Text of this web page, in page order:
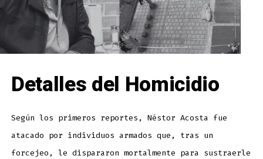
Detalles del Homicidio
Según los primeros reportes, Néstor Acosta fue
atacado por individuos armados que, tras un
forcejeo, le dispararon mortalmente para sustraerle